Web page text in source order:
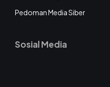
Pedoman Media Siber
Sosial Media